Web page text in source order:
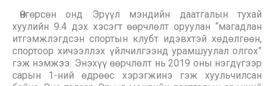
Өнгөрсөн онд Эрүүл мэндийн даатгалын тухай
хуулийн 9.4 дэх хэсэгт өөрчлөлт оруулан “магадлан
итгэмжлэгдсэн спортын клубт идэвхтэй хөдөлгөөн,
спортоор хичээллэх үйлчилгээнд урамшуулал олгох”
гэж нэмжээ. Энэхүү өөрчлөлт нь 2019 оны нэгдүгээр
сарын 1-ний өдрөөс хэрэгжинэ гэж хуульчилсан